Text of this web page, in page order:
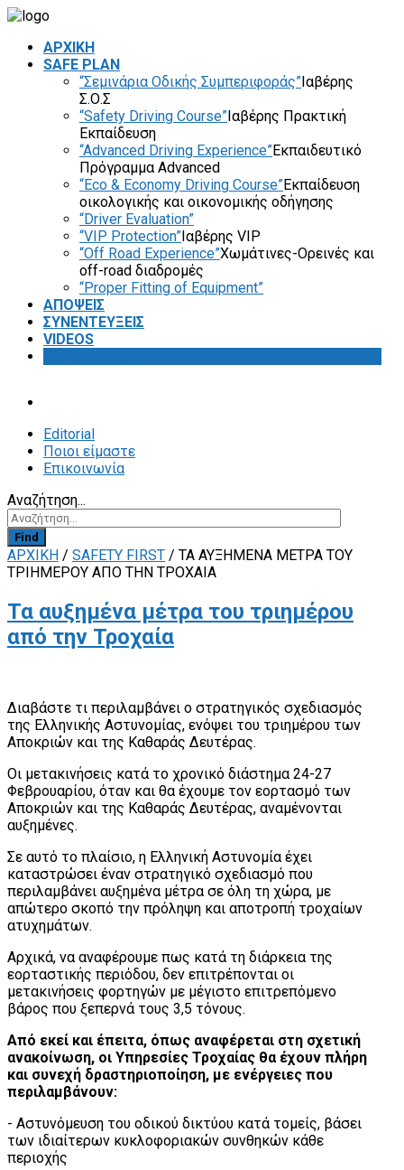
ΑΡΧΙΚΗ
SAFE PLAN
“Σεμινάρια Οδικής Συμπεριφοράς”Ιαβέρης
Σ.Ο.Σ
“Safety Driving Course”Ιαβέρης Πρακτική
Εκπαίδευση
“Advanced Driving Experience”Εκπαιδευτικό
Πρόγραμμα Advanced
“Eco & Economy Driving Course”Εκπαίδευση
οικολογικής και οικονομικής οδήγησης
“Driver Evaluation”
“VIP Protection”Ιαβέρης VIP
“Off Road Experience”Χωμάτινες-Ορεινές και
off-road διαδρομές
“Proper Fitting of Equipment”
ΑΠΟΨΕΙΣ
ΣΥΝΕΝΤΕΥΞΕΙΣ
VIDEOS
Editorial
Ποιοι είμαστε
Επικοινωνία
Αναζήτηση...
Find
ΑΡΧΙΚΗ / SAFETY FIRST / ΤΑ ΑΥΞΗΜΈΝΑ ΜΈΤΡΑ ΤΟΥ
ΤΡΙΗΜΈΡΟΥ ΑΠΌ ΤΗΝ ΤΡΟΧΑΊΑ
Τα αυξημένα μέτρα του τριημέρου
από την Τροχαία
Διαβάστε τι περιλαμβάνει ο στρατηγικός σχεδιασμός
της Ελληνικής Αστυνομίας, ενόψει του τριημέρου των
Αποκριών και της Καθαράς Δευτέρας.
Οι μετακινήσεις κατά το χρονικό διάστημα 24-27
Φεβρουαρίου, όταν και θα έχουμε τον εορτασμό των
Αποκριών και της Καθαράς Δευτέρας, αναμένονται
αυξημένες.
Σε αυτό το πλαίσιο, η Ελληνική Αστυνομία έχει
καταστρώσει έναν στρατηγικό σχεδιασμό που
περιλαμβάνει αυξημένα μέτρα σε όλη τη χώρα, με
απώτερο σκοπό την πρόληψη και αποτροπή τροχαίων
ατυχημάτων.
Αρχικά, να αναφέρουμε πως κατά τη διάρκεια της
εορταστικής περιόδου, δεν επιτρέπονται οι
μετακινήσεις φορτηγών με μέγιστο επιτρεπόμενο
βάρος που ξεπερνά τους 3,5 τόνους.
Από εκεί και έπειτα, όπως αναφέρεται στη σχετική
ανακοίνωση, οι Υπηρεσίες Τροχαίας θα έχουν πλήρη
και συνεχή δραστηριοποίηση, με ενέργειες που
περιλαμβάνουν:
- Αστυνόμευση του οδικού δικτύου κατά τομείς, βάσει
των ιδιαίτερων κυκλοφοριακών συνθηκών κάθε
περιοχής